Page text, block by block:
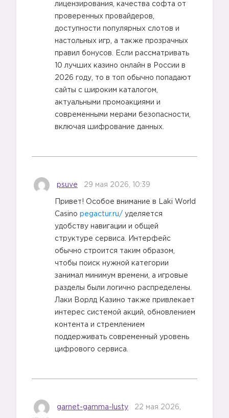
6️⃣
7️⃣
8️⃣
лицензирования, качества софта от
проверенных провайдеров,
доступности популярных слотов и
настольных игр, а также прозрачных
правил бонусов. Если рассматривать
10 лучших казино онлайн в России в
2026 году, то в топ обычно попадают
сайты с широким каталогом,
актуальными промоакциями и
современными мерами безопасности,
включая шифрование данных.
psuve 29 мая 2026, 10:39
Привет! Особое внимание в Laki World
Casino pegactur.ru/ уделяется
удобству навигации и общей
структуре сервиса. Интерфейс
обычно строится таким образом,
чтобы поиск нужной категории
занимал минимум времени, а игровые
разделы были логично распределены.
Лаки Ворлд Казино также привлекает
интерес системой акций, обновлением
контента и стремлением
поддерживать современный уровень
цифрового сервиса.
garnet-gamma-lusty 22 мая 2026,